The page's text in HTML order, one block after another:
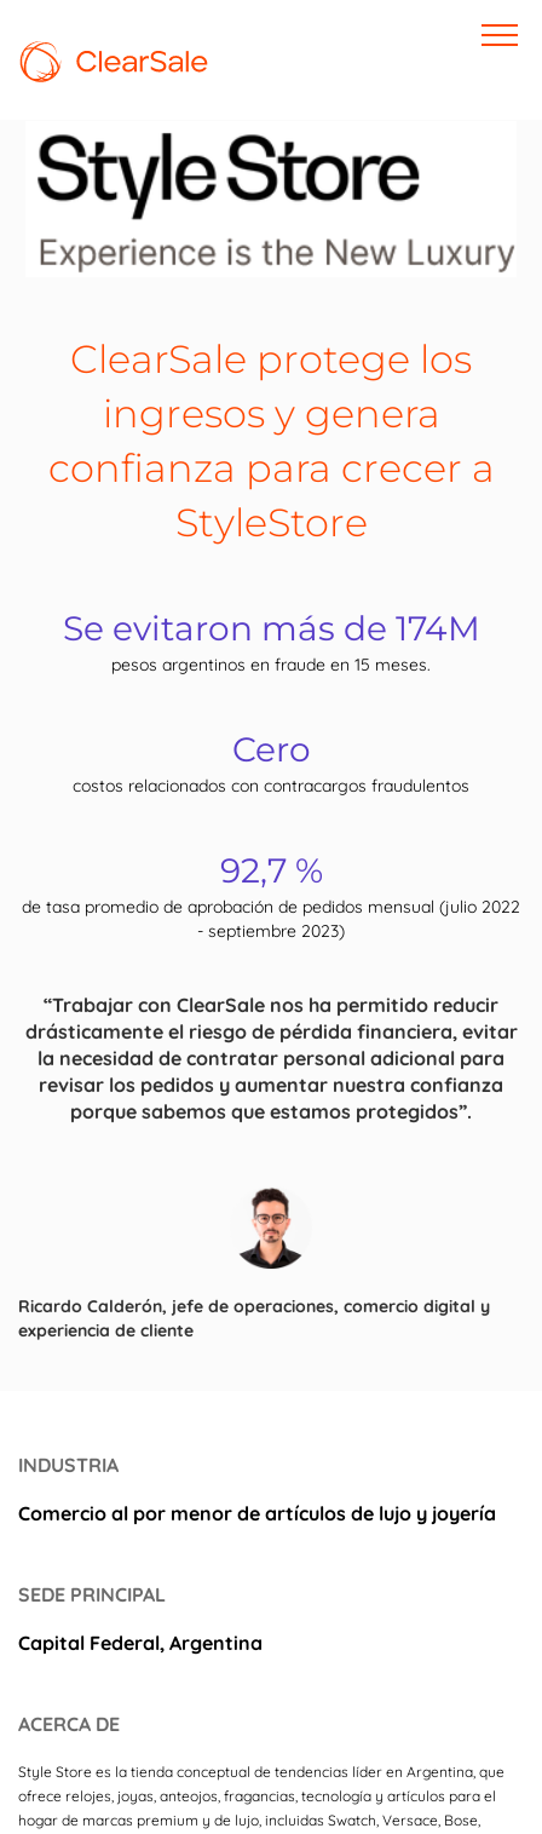
ClearSale protege los
ingresos y genera
confianza para crecer a
StyleStore
Se evitaron más de 174M
pesos argentinos en fraude en 15 meses.
Cero
costos relacionados con contracargos fraudulentos
92,7 %
de tasa promedio de aprobación de pedidos mensual (julio 2022
- septiembre 2023)
“Trabajar con ClearSale nos ha permitido reducir
drásticamente el riesgo de pérdida financiera, evitar
la necesidad de contratar personal adicional para
revisar los pedidos y aumentar nuestra confianza
porque sabemos que estamos protegidos”.
Ricardo Calderón, jefe de operaciones, comercio digital y
experiencia de cliente
INDUSTRIA
Comercio al por menor de artículos de lujo y joyería
SEDE PRINCIPAL
Capital Federal, Argentina
ACERCA DE
Style Store es la tienda conceptual de tendencias líder en Argentina, que
ofrece relojes, joyas, anteojos, fragancias, tecnología y artículos para el
hogar de marcas premium y de lujo, incluidas Swatch, Versace, Bose,